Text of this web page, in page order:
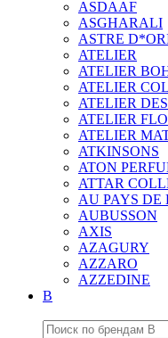
ASDAAF
ASGHARALI
ASTRE
ATELIER
ATELIER
ATELIER
ATELIER
ATELIER
ATELIER
ATKINSONS
ATON
ATTAR
AU PAYS DE
AUBUSSON
AXIS
AZAGURY
AZZARO
AZZEDINE
B